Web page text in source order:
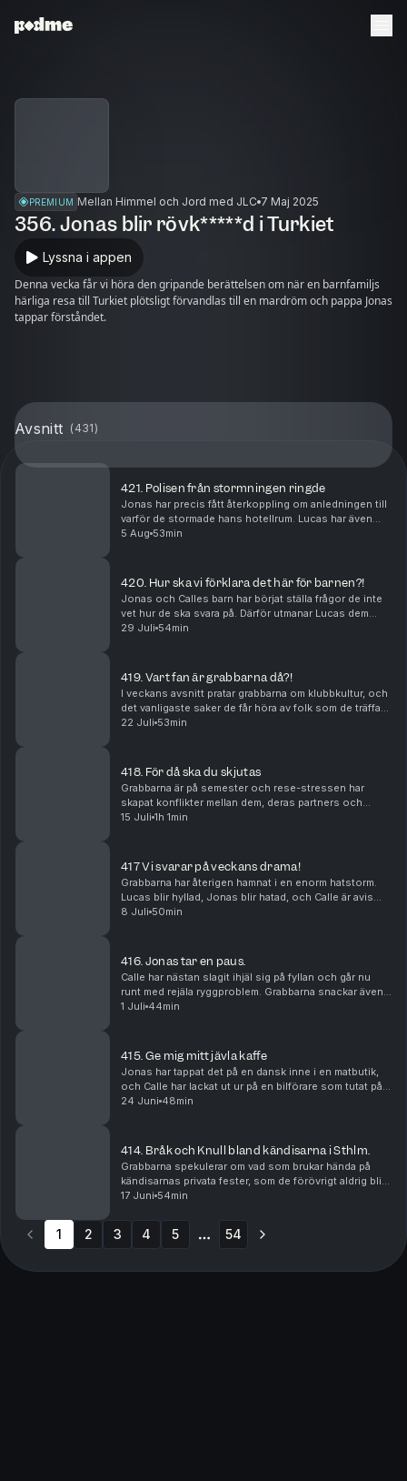
PREMIUM Mellan Himmel och Jord med JLC 7 Maj 2025
356. Jonas blir rövk*****d i Turkiet
Lyssna i appen
Denna vecka får vi höra den gripande berättelsen om när en barnfamiljs
härliga resa till Turkiet plötsligt förvandlas till en mardröm och pappa Jonas
tappar förståndet.
Avsnitt ( 431)
421. Polisen från stormningen ringde
Jonas har precis fått återkoppling om anledningen till
varför de stormade hans hotellrum. Lucas har även
kommit till insikt varför servicepersonal tycker han är
5 Aug 53min
420. Hur ska vi förklara det här för barnen?!
Jonas och Calles barn har börjat ställa frågor de inte
vet hur de ska svara på. Därför utmanar Lucas dem
med scenarion för att se vad de skulle svara på de
29 Juli 54min
419. Vart fan är grabbarna då?!
I veckans avsnitt pratar grabbarna om klubbkultur, och
det vanligaste saker de får höra av folk som de träffar
ute på krogen. Dessutom har Lucas drabbats av en
22 Juli 53min
418. För då ska du skjutas
Grabbarna är på semester och rese-stressen har
skapat konflikter mellan dem, deras partners och
andra resenärer. Lucas har upptäckt vilka sjuka texter
15 Juli 1h 1min
417 Vi svarar på veckans drama!
Grabbarna har återigen hamnat i en enorm hatstorm.
Lucas blir hyllad, Jonas blir hatad, och Calle är avis
över att han varken får ris eller ros.
8 Juli 50min
416. Jonas tar en paus.
Calle har nästan slagit ihjäl sig på fyllan och går nu
runt med rejäla ryggproblem. Grabbarna snackar även
om sina semsterplaner och ska Jonas ta en paus från
1 Juli 44min
415. Ge mig mitt jävla kaffe
Jonas har tappat det på en dansk inne i en matbutik,
och Calle har lackat ut ur på en bilförare som tutat på
honom. Vad beror dessa raseriutbrott på? Börjar de bli
24 Juni 48min
414. Bråk och Knull bland kändisarna i Sthlm.
Grabbarna spekulerar om vad som brukar hända på
kändisarnas privata fester, som de förövrigt aldrig blir
bjudna på. De diskuterar även vart nästa resa ska bli.
17 Juni 54min
1 2 3 4 5 54